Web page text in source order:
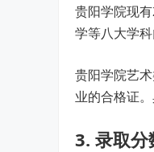
贵阳学院现
学等八大学
贵阳学院艺
业的合格证
3. 录取分